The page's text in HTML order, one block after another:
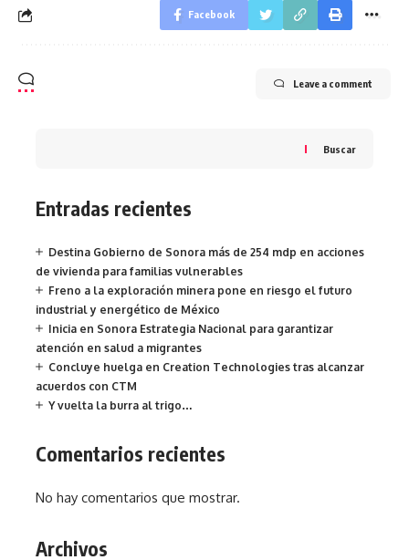
Facebook
Leave a comment
Buscar
Entradas recientes
Destina Gobierno de Sonora más de 254 mdp en acciones
de vivienda para familias vulnerables
Freno a la exploración minera pone en riesgo el futuro
industrial y energético de México
Inicia en Sonora Estrategia Nacional para garantizar
atención en salud a migrantes
Concluye huelga en Creation Technologies tras alcanzar
acuerdos con CTM
Y vuelta la burra al trigo…
Comentarios recientes
No hay comentarios que mostrar.
Archivos